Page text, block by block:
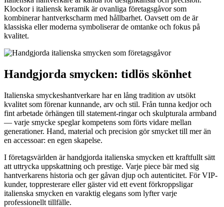
Klockor i italiensk keramik är ovanliga företagsgåvor som
kombinerar hantverkscharm med hållbarhet. Oavsett om de är
klassiska eller moderna symboliserar de omtanke och fokus på
kvalitet.
Handgjorda smycken: tidlös skönhet
Italienska smyckeshantverkare har en lång tradition av utsökt
kvalitet som förenar kunnande, arv och stil. Från tunna kedjor och
fint arbetade örhängen till statement-ringar och skulpturala armband
— varje smycke speglar kompetens som förts vidare mellan
generationer. Hand, material och precision gör smycket till mer än
en accessoar: en egen skapelse.
I företagsvärlden är handgjorda italienska smycken ett kraftfullt sätt
att uttrycka uppskattning och prestige. Varje piece bär med sig
hantverkarens historia och ger gåvan djup och autenticitet. För VIP-
kunder, toppresterare eller gäster vid ett event förkroppsligar
italienska smycken en varaktig elegans som lyfter varje
professionellt tillfälle.